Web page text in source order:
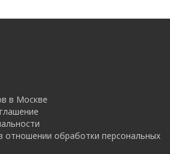
в Москве
отношении обработки персональных